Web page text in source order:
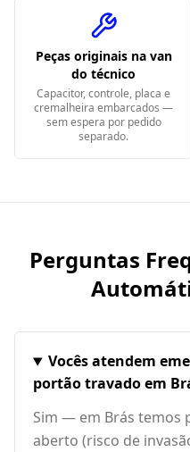
Peças originais na van
do técnico
Capacitor, controle, placa e
cremalheira embarcados —
sem espera por pedido
separado.
Perguntas
Vocês atendem
portão travado em
Sim — em Brás temos
aberto (risco de